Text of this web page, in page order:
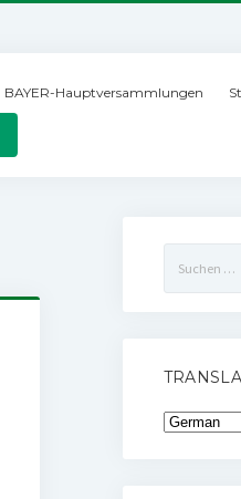
BAYER-Hauptversammlungen
nach: